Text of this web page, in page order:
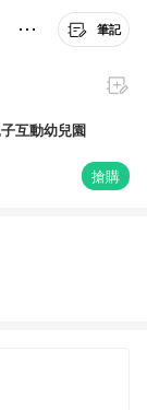
筆記
互動幼兒園
搶購